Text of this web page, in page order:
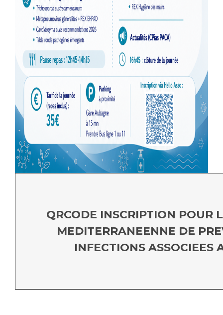
Qualité
Nos indicateurs qualité et de sécurité des soins
Protection des données
Sécurité
Les recherches en santé à l’AP-HM
Lieu de santé sans tabac
Liste des marchés conclus
Documents utiles
QRCODE INSCRIPTION POUR
MEDITERRANEENNE DE
INFECTIONS ASSOCIEES